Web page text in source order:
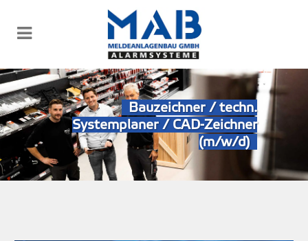
Bauzeichner / techn.
Systemplaner / CAD-Zeichner
(m/w/d)